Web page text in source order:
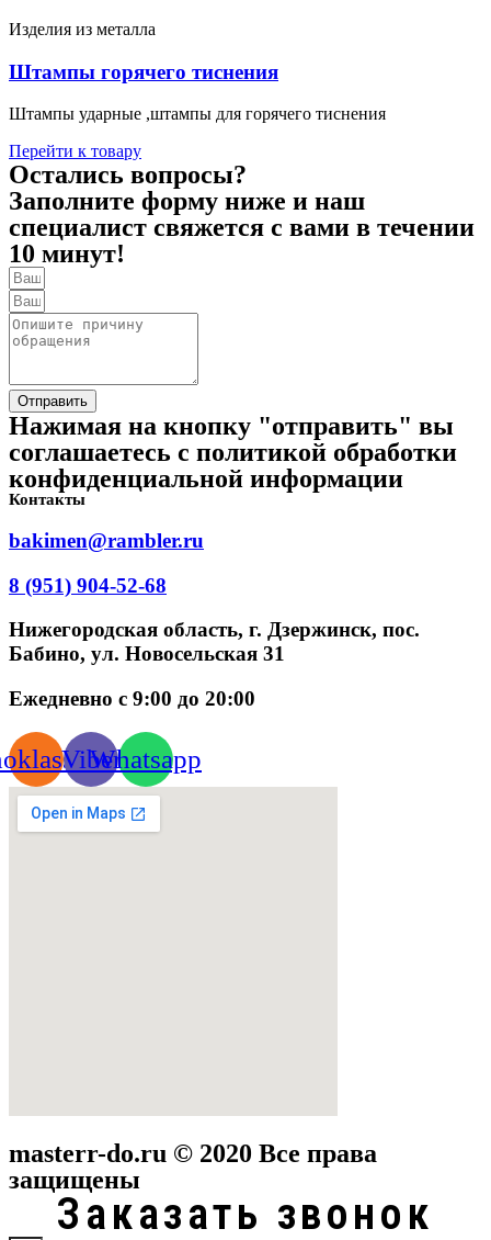
Изделия из металла
Штампы горячего тиснения
Штампы ударные ,штампы для горячего тиснения
Перейти к товару
Остались вопросы?
Заполните форму ниже и наш
специалист свяжется с вами в течении
10 минут!
Отправить
Нажимая на кнопку "отправить" вы
соглашаетесь с политикой обработки
конфиденциальной информации
Контакты
bakimen@rambler.ru
8 (951) 904-52-68
Нижегородская область, г. Дзержинск, пос.
Бабино, ул. Новосельская 31
Ежедневно с 9:00 до 20:00
ViberWhatsapp
masterr-do.ru © 2020 Все права
защищены
Заказать звонок